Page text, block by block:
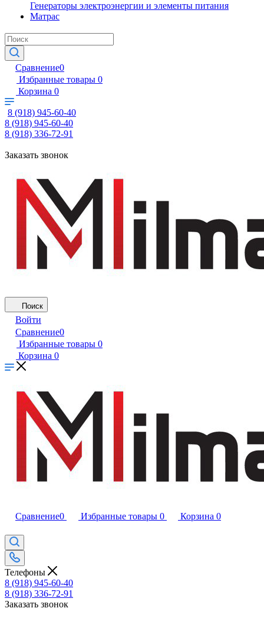
Генераторы электроэнергии и элементы питания
Матрас
Сравнение0
Избранные товары 0
Корзина 0
8 (918) 945-60-40
8 (918) 945-60-40
8 (918) 336-72-91
Заказать звонок
Поиск
Войти
Сравнение0
Избранные товары 0
Корзина 0
Сравнение0 Избранные товары 0 Корзина 0
Телефоны
8 (918) 945-60-40
8 (918) 336-72-91
Заказать звонок